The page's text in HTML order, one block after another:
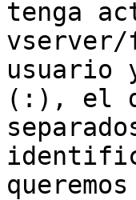
tenga
usuario
(:), el